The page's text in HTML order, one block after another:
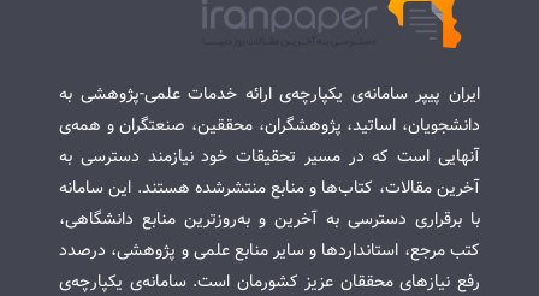
ایران پیپر سامانه‌ی یکپارچه‌ی ارائه خدمات علمی-پژوهشی به
دانشجویان، اساتید، پژوهشگران، محققین، صنعتگران و همه‌ی
آنهایی است که در مسیر تحقیقات خود نیازمند دسترسی به
آخرین مقالات، کتاب‌ها و منابع منتشرشده هستند. این سامانه
با برقراری دسترسی به آخرین و به‌روزترین منابع دانشگاهی،
کتب مرجع، استانداردها و سایر منابع علمی و پژوهشی، درصدد
رفع نیازهای محققان عزیز کشورمان است. سامانه‌ی یکپارچه‌ی